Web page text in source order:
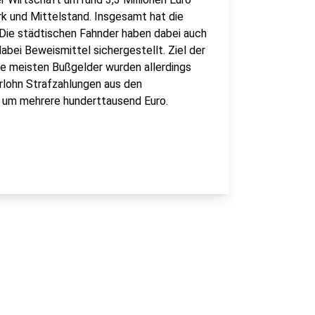
und Mittelstand. Insgesamt hat die
städtischen Fahnder haben dabei auch
Beweismittel sichergestellt. Ziel der
meisten Bußgelder wurden allerdings
Strafzahlungen aus den
mehrere hunderttausend Euro.